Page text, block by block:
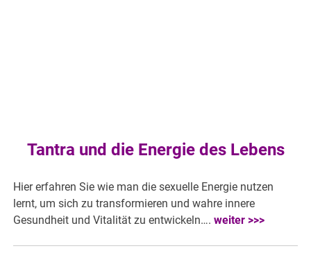
Tantra und die Energie des Lebens
Hier erfahren Sie wie man die sexuelle Energie nutzen
lernt, um sich zu transformieren und wahre innere
Gesundheit und Vitalität zu entwickeln…. weiter >>>